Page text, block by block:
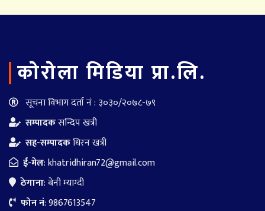
काेराेला मिडिया प्रा.लि.
सूचना विभाग दर्ता नं : ३०३०/२०७८-७९
सम्पादकसन्दिप खत्री
सह-सम्पादकधिरन खत्री
ई-मेल:khatridhiran72@gmail.com
ठेगाना: बेनी म्याग्दी
फोन नं: 9867613547